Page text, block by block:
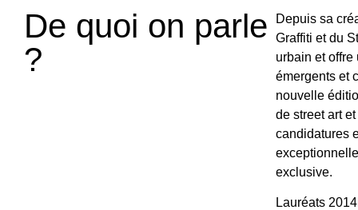
De quoi on parle
?
Depuis sa
Graffiti et du
urbain et offre
émergents et
nouvelle
de street art
candidatures
exclusive.
Lauréats